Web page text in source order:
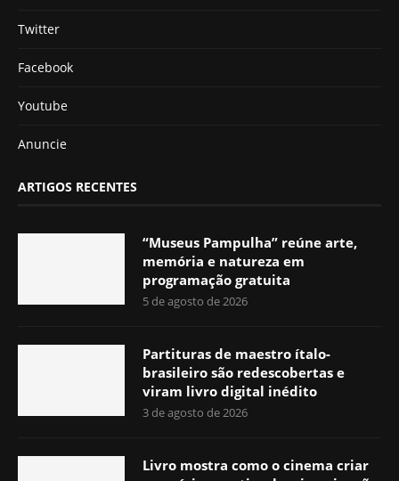
Twitter
Facebook
Youtube
Anuncie
ARTIGOS RECENTES
“Museus Pampulha” reúne arte,
memória e natureza em
programação gratuita
5 de agosto de 2026
Partituras de maestro ítalo-
brasileiro são redescobertas e
viram livro digital inédito
3 de agosto de 2026
Livro mostra como o cinema criar